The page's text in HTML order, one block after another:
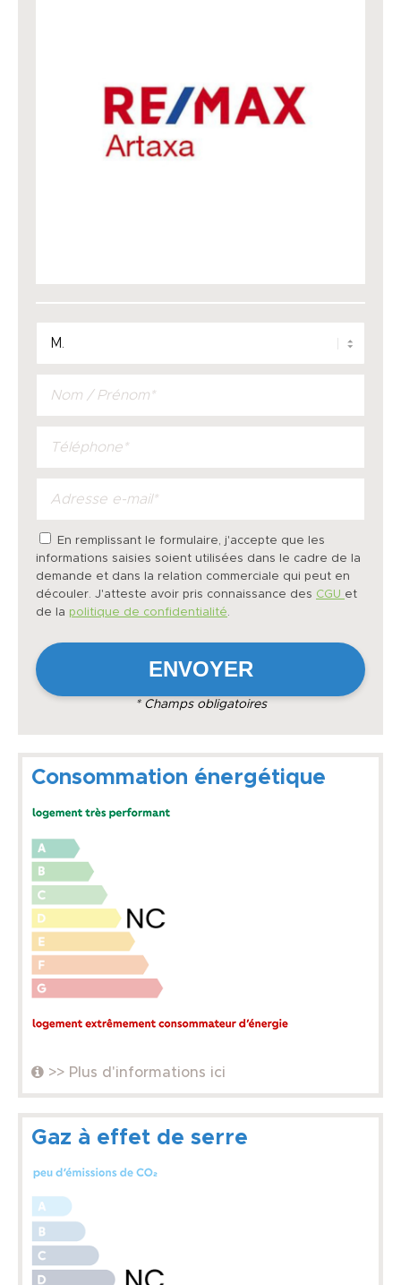
En remplissant le formulaire, j'accepte que les
informations saisies soient utilisées dans le cadre de la
demande et dans la relation commerciale qui peut en
découler. J'atteste avoir pris connaissance des CGU et
de la politique de confidentialité.
* Champs obligatoires
Consommation énergétique
>> Plus d'informations ici
Gaz à effet de serre